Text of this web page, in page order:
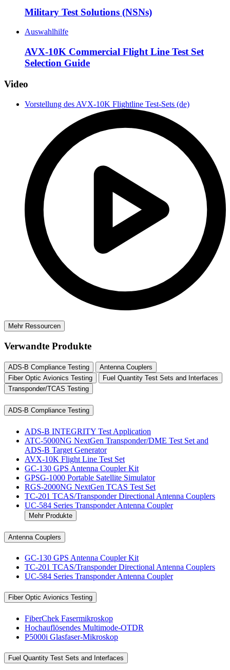
Military Test Solutions (NSNs)
Auswahlhilfe
AVX-10K Commercial Flight Line Test Set
Selection Guide
Video
Vorstellung des AVX-10K Flightline Test-Sets (de)
Mehr Ressourcen
Verwandte Produkte
ADS-B Compliance Testing
Antenna Couplers
Fiber Optic Avionics Testing
Fuel Quantity Test Sets and Interfaces
Transponder/TCAS Testing
ADS-B Compliance Testing
ADS-B INTEGRITY Test Application
ATC-5000NG NextGen Transponder/DME Test Set and
ADS-B Target Generator
AVX-10K Flight Line Test Set
GC-130 GPS Antenna Coupler Kit
GPSG-1000 Portable Satellite Simulator
RGS-2000NG NextGen TCAS Test Set
TC-201 TCAS/Transponder Directional Antenna Couplers
UC-584 Series Transponder Antenna Coupler
Mehr Produkte
Antenna Couplers
GC-130 GPS Antenna Coupler Kit
TC-201 TCAS/Transponder Directional Antenna Couplers
UC-584 Series Transponder Antenna Coupler
Fiber Optic Avionics Testing
FiberChek Fasermikroskop
Hochauflösendes Multimode-OTDR
P5000i Glasfaser-Mikroskop
Fuel Quantity Test Sets and Interfaces